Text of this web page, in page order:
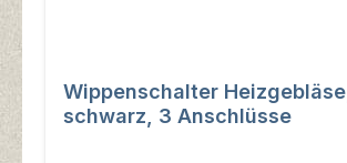
Wippenschalter Heizgebläse,
schwarz, 3 Anschlüsse